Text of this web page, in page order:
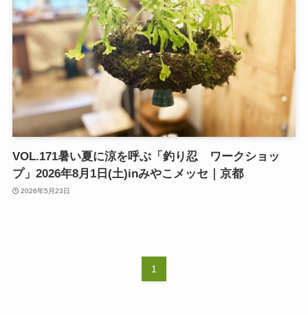
VOL.171暑い夏に涼を呼ぶ「釣り忍 ワークショッ
プ」2026年8月1日(土)inみやこメッセ｜京都
2026年5月23日
1